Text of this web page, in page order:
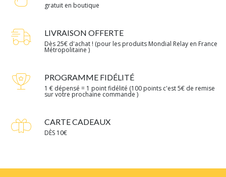
gratuit en boutique
LIVRAISON OFFERTE
Dès 25€ d'achat ! (pour les produits Mondial Relay en France
Métropolitaine )
PROGRAMME FIDÉLITÉ
1 € dépensé = 1 point fidélité (100 points c'est 5€ de remise
sur votre prochaine commande )
CARTE CADEAUX
DÈS 10€